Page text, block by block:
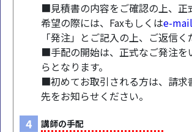
■見積書の内容をご確認の上、正
希望の際には、Faxもしくはe-mail
「発注」とご記入の上、ご返信く
■手配の開始は、正式なご発注を
らとなります。
■初めてお取引される方は、請求
先をお知らせください。
4 講師の手配